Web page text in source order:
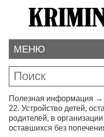
МЕНЮ
Полезная информация →
22. Устройство детей,
родителей, в
оставшихся без